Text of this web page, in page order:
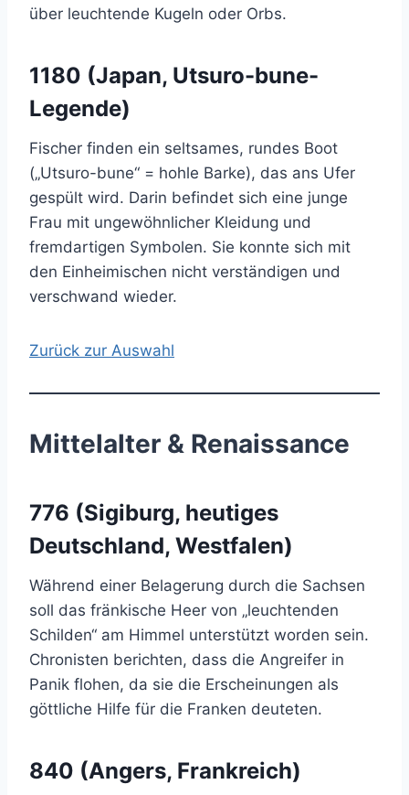
über leuchtende Kugeln oder Orbs.
1180 (Japan, Utsuro-bune-
Legende)
Fischer finden ein seltsames, rundes Boot
(„Utsuro-bune“ = hohle Barke), das ans Ufer
gespült wird. Darin befindet sich eine junge
Frau mit ungewöhnlicher Kleidung und
fremdartigen Symbolen. Sie konnte sich mit
den Einheimischen nicht verständigen und
verschwand wieder.
Zurück zur Auswahl
Mittelalter & Renaissance
776 (Sigiburg, heutiges
Deutschland, Westfalen)
Während einer Belagerung durch die Sachsen
soll das fränkische Heer von „leuchtenden
Schilden“ am Himmel unterstützt worden sein.
Chronisten berichten, dass die Angreifer in
Panik flohen, da sie die Erscheinungen als
göttliche Hilfe für die Franken deuteten.
840 (Angers, Frankreich)